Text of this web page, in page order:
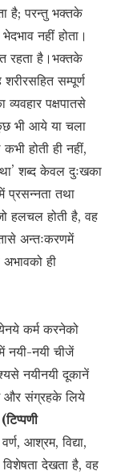
है; परन्तु भक्तके
नहीं होता।
रहता है।भक्तके
सम्पूर्ण
पक्षपातसे
भी आये या चला
होती ही नहीं,
शब्द केवल दुःखका
प्रसन्नता तथा
हलचल होती है, वह
अन्तःकरणमें
अभावको ही
कर्म करनेको
नयी-नयी चीजें
नयीनयी दूकानें
और संग्रहके लिये
(टिप्पणी
आश्रम, विद्या,
देखता है, वह